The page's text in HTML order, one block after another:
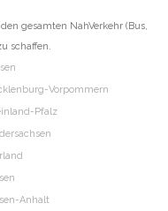
gesamten NahVerkehr (Bus,
schaffen.
Vorpommern
Pfalz
Anhalt